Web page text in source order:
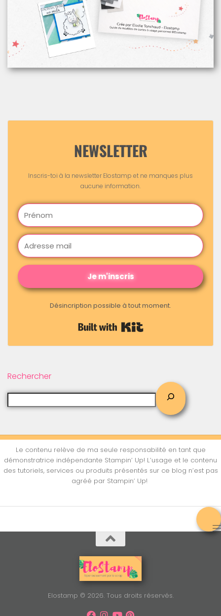
NEWSLETTER
Inscris-toi à la newsletter Elostamp et ne manques plus
aucune information.
Je m'inscris
Désincription possible à tout moment.
Rechercher
Le contenu relève de ma seule responsabilité en tant que
démonstratrice indépendante Stampin’ Up! L’usage et le contenu
des tutoriels, services ou produits présentés sur ce blog n’est pas
agréé par Stampin’ Up!
Elostamp © 2026. Tous droits réservés.